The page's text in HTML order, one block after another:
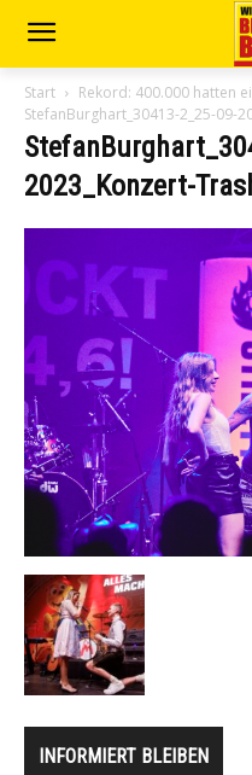
Start
Rekord: 400.000 hatten
StefanBurghart_30413-2_25-09-
2023_Konzert-
INFORMIERT BLEIBEN